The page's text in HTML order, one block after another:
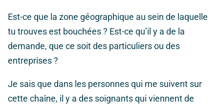
Est-ce que la zone géographique au sein de laquelle
tu trouves est bouchées ? Est-ce qu’il y a de la
demande, que ce soit des particuliers ou des
entreprises ?
Je sais que dans les personnes qui me suivent sur
cette chaîne, il y a des soignants qui viennent de